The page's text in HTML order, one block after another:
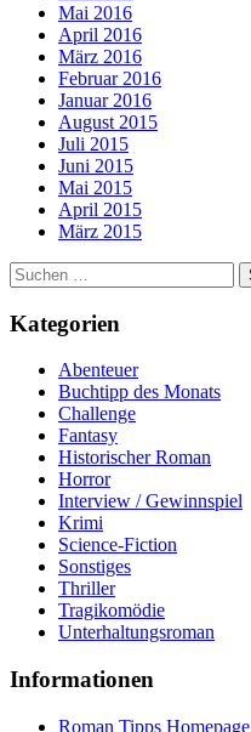
Mai 2016
April 2016
März 2016
Februar 2016
Januar 2016
August 2015
Juli 2015
Juni 2015
Mai 2015
April 2015
März 2015
Suchen
nach:
Kategorien
Abenteuer
Buchtipp des Monats
Challenge
Fantasy
Historischer Roman
Horror
Interview / Gewinnspiel
Krimi
Science-Fiction
Sonstiges
Thriller
Tragikomödie
Unterhaltungsroman
Informationen
Roman Tipps Homepage